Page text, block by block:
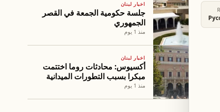
اخبار لبنان
جلسة حكومية الجمعة في القصر
الجمهوري
منذ 1 يوم
اخبار لبنان
أكسيوس: محادثات روما اختتمت
مبكرا بسبب التطورات الميدانية
منذ 1 يوم